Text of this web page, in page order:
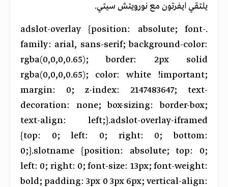
يلتقي ايفرتون مع نورويتش سيتي.
.adslot-overlay {position: absolute; font-
family: arial, sans-serif; background-color:
rgba(0,0,0,0.65); border: 2px solid
rgba(0,0,0,0.65); color: white !important;
margin: 0; z-index: 2147483647; text-
decoration: none; box-sizing: border-box;
text-align: left;}.adslot-overlay-iframed
{top: 0; left: 0; right: 0; bottom:
0;}.slotname {position: absolute; top: 0;
left: 0; right: 0; font-size: 13px; font-weight:
bold; padding: 3px 0 3px 6px; vertical-align: